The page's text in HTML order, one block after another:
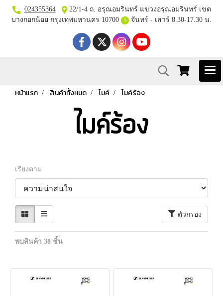
024355364
22/1-4 ถ. อรุณอมรินทร์ แขวงอรุณอมรินทร์ เขต
บางกอกน้อย กรุงเทพมหานคร 10700
จันทร์ - เสาร์ 8.30-17.30 น.
หน้าแรก สินค้าทั้งหมด ไมค์ ไมค์ร้อง
ไมค์ร้อง
เรียงตาม
ตัวกรอง
พบสินค้า 38 ชิ้น